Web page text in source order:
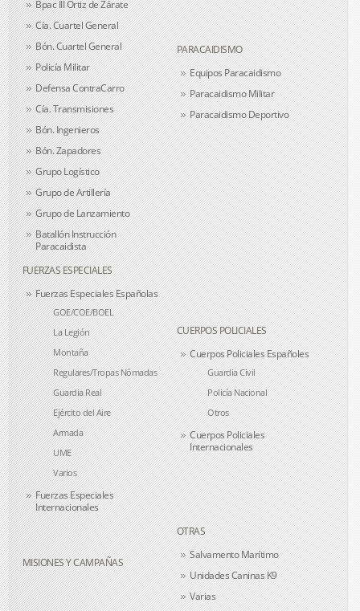
Bpac III Ortiz de Zárate
Cía. Cuartel General
Bón. Cuartel General
Policía Militar
Defensa ContraCarro
Cía. Transmisiones
Bón. Ingenieros
Bón. Zapadores
Grupo Logístico
Grupo de Artillería
Grupo de Lanzamiento
Batallón Instrucción
Paracaidista
PARACAIDISMO
Equipos Paracaidismo
Paracaidismo Militar
Paracaidismo Deportivo
FUERZAS ESPECIALES
Fuerzas Especiales Españolas
GOE/COE/BOEL
La Legión
Montaña
Regulares/Tropas Nómadas
Guardia Real
Ejército del Aire
Armada
UME
Varios
Fuerzas Especiales
Internacionales
CUERPOS POLICIALES
Cuerpos Policiales Españoles
Guardia Civil
Policía Nacional
Otros
Cuerpos Policiales
Internacionales
MISIONES Y CAMPAÑAS
OTRAS
Salvamento Marítimo
Unidades Caninas K9
Varias